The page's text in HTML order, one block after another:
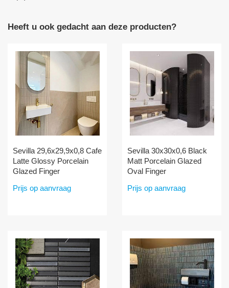
Heeft u ook gedacht aan deze producten?
Sevilla 29,6x29,9x0,8 Cafe
Latte Glossy Porcelain
Glazed Finger
Prijs op aanvraag
Sevilla 30x30x0,6 Black
Matt Porcelain Glazed
Oval Finger
Prijs op aanvraag